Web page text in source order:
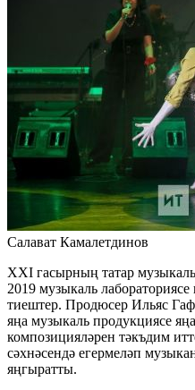
Салават Камалетдинов
ХХI гасырның татар
2019 музыкаль
тиештер. Продюсер Ильяс
яңа музыкаль продукциясе
композицияләрен тәкъдим
сәхнәсендә егермеләп
яңгыратты.